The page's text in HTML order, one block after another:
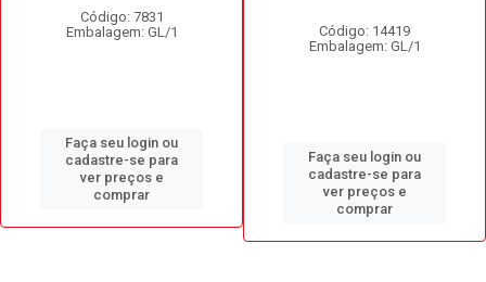
Código: 7831
Embalagem: GL/1
Faça seu login ou
cadastre-se para
ver preços e
comprar
Código: 14419
Embalagem: GL/1
Faça seu login ou
cadastre-se para
ver preços e
comprar